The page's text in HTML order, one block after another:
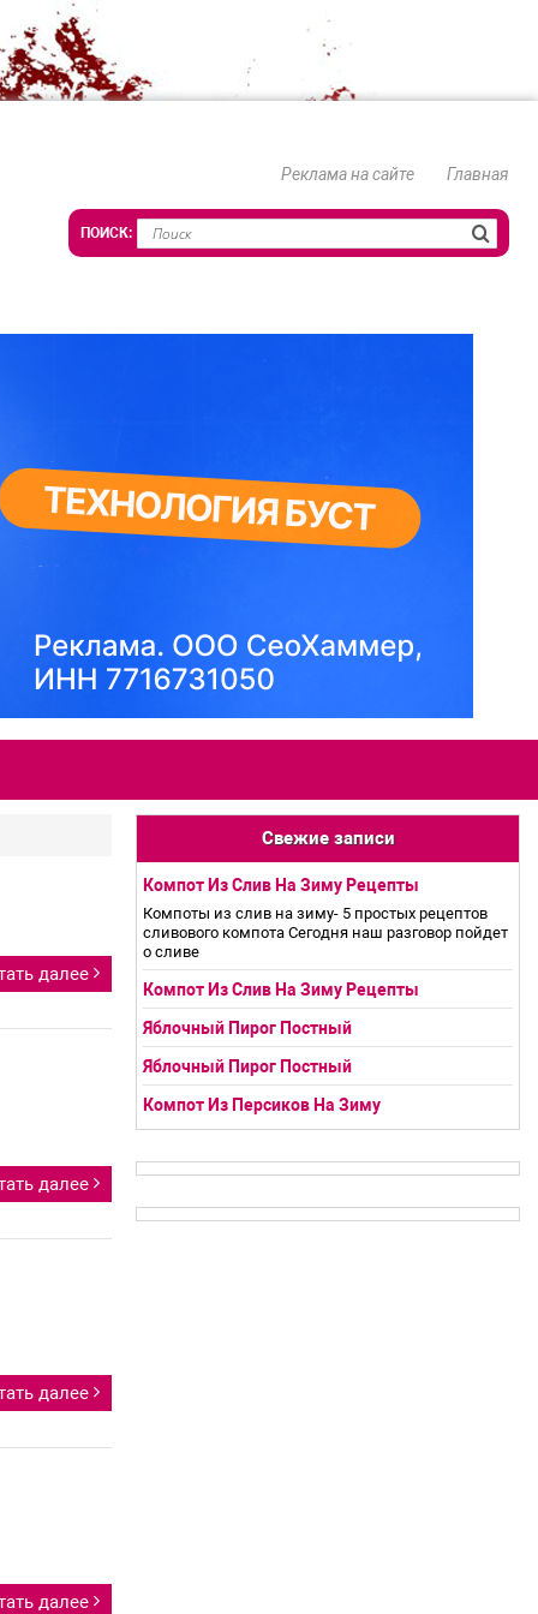
Реклама на сайте Главная
далее
далее
далее
далее
Свежие записи
Компот Из Слив На Зиму Рецепты
Компоты из слив на зиму- 5 простых рецептов
сливового компота Сегодня наш разговор пойдет
о сливе
Компот Из Слив На Зиму Рецепты
Яблочный Пирог Постный
Яблочный Пирог Постный
Компот Из Персиков На Зиму